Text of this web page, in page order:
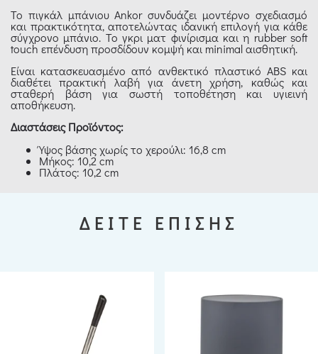
Το πιγκάλ μπάνιου Ankor συνδυάζει μοντέρνο σχεδιασμό
και πρακτικότητα, αποτελώντας ιδανική επιλογή για κάθε
σύγχρονο μπάνιο. Το γκρι ματ φινίρισμα και η rubber soft
touch επένδυση προσδίδουν κομψή και minimal αισθητική.
Είναι κατασκευασμένο από ανθεκτικό πλαστικό ABS και
διαθέτει πρακτική λαβή για άνετη χρήση, καθώς και
σταθερή βάση για σωστή τοποθέτηση και υγιεινή
αποθήκευση.
Διαστάσεις Προϊόντος:
Ύψος βάσης χωρίς το χερούλι: 16,8 cm
Μήκος: 10,2 cm
Πλάτος: 10,2 cm
ΔΕΙΤΕ ΕΠΙΣΗΣ